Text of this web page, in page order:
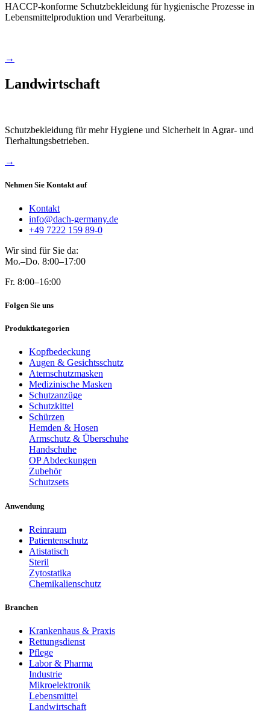
HACCP-konforme Schutzbekleidung für hygienische Prozesse in
Lebensmittelproduktion und Verarbeitung.
→
Landwirtschaft
Schutzbekleidung für mehr Hygiene und Sicherheit in Agrar- und
Tierhaltungsbetrieben.
→
Nehmen Sie Kontakt auf
Kontakt
info@dach-germany.de
+49 7222 159 89-0
Wir sind für Sie da:
Mo.–Do. 8:00–17:00
Fr. 8:00–16:00
Folgen Sie uns
Produktkategorien
Kopfbedeckung
Augen & Gesichtsschutz
Atemschutzmasken
Medizinische Masken
Schutzanzüge
Schutzkittel
Schürzen
Hemden & Hosen
Armschutz & Überschuhe
Handschuhe
OP Abdeckungen
Zubehör
Schutzsets
Anwendung
Reinraum
Patientenschutz
Atistatisch
Steril
Zytostatika
Chemikalienschutz
Branchen
Krankenhaus & Praxis
Rettungsdienst
Pflege
Labor & Pharma
Industrie
Mikroelektronik
Lebensmittel
Landwirtschaft